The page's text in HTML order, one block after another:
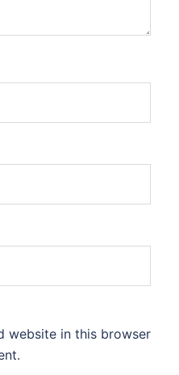
website in this browser